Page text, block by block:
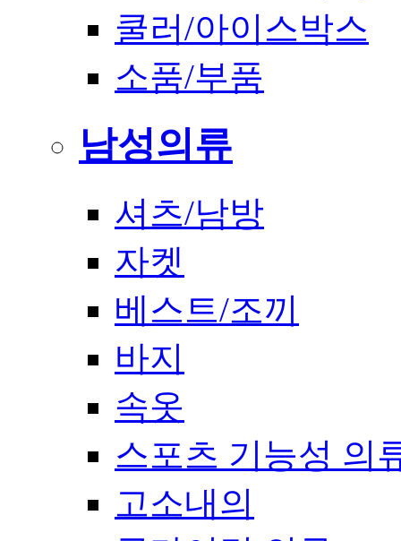
쿨러/아이스박스
소품/부품
남성의류
셔츠/남방
자켓
베스트/조끼
바지
속옷
스포츠 기능성 의
고소내의